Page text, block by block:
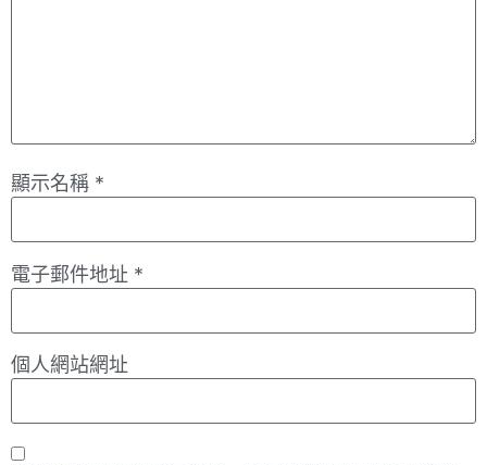
顯示名稱 *
電子郵件地址 *
個人網站網址